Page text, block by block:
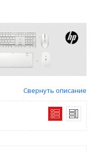
Свернуть описание